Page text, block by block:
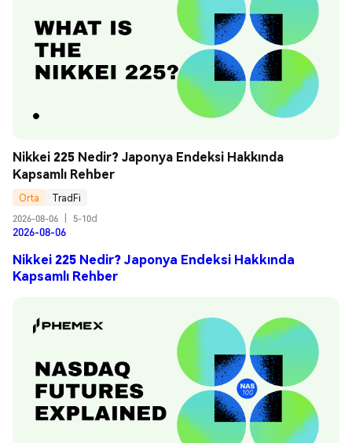
Nikkei 225 Nedir? Japonya Endeksi Hakkında
Kapsamlı Rehber
Orta
TradFi
2026-08-06
5-10d
2026-08-06
Nikkei 225 Nedir? Japonya Endeksi Hakkında
Kapsamlı Rehber